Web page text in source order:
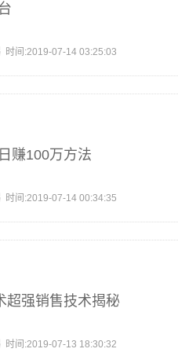
时间:2019-07-14 03:25:03
赚100万方法
时间:2019-07-14 00:34:35
超强销售技术揭秘
时间:2019-07-13 18:30:32